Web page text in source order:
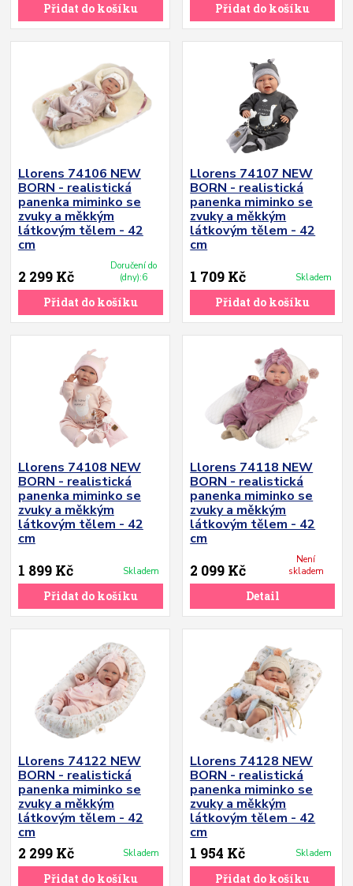
Přidat do košíku Přidat do košíku
Llorens 74106 NEW
BORN - realistická
panenka miminko se
zvuky a měkkým
látkovým tělem - 42
cm
2 299 Kč
Doručení do
(dny):6
Přidat do košíku
Llorens 74107 NEW
BORN - realistická
panenka miminko se
zvuky a měkkým
látkovým tělem - 42
cm
1 709 Kč Skladem
Přidat do košíku
Llorens 74108 NEW
BORN - realistická
panenka miminko se
zvuky a měkkým
látkovým tělem - 42
cm
1 899 Kč Skladem
Přidat do košíku
Llorens 74118 NEW
BORN - realistická
panenka miminko se
zvuky a měkkým
látkovým tělem - 42
cm
2 099 Kč
Není
skladem
Detail
Llorens 74122 NEW
BORN - realistická
panenka miminko se
zvuky a měkkým
látkovým tělem - 42
cm
2 299 Kč Skladem
Přidat do košíku
Llorens 74128 NEW
BORN - realistická
panenka miminko se
zvuky a měkkým
látkovým tělem - 42
cm
1 954 Kč Skladem
Přidat do košíku